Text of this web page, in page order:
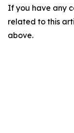
If you have any
related to this
above.